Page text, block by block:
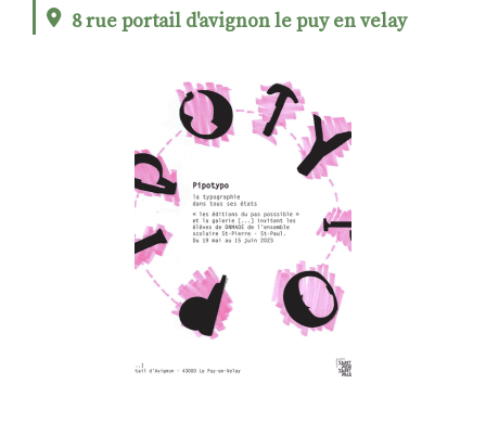
RECHERCHER
S'ABONNER
S'INSCRIRE À LA NEWSLETTER
FACEBOOKINSTAGRAM
LINKEDINYOUTUBE
8 rue portail d'avignon le puy en velay